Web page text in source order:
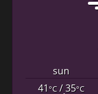
sun
41°C/ 35°C